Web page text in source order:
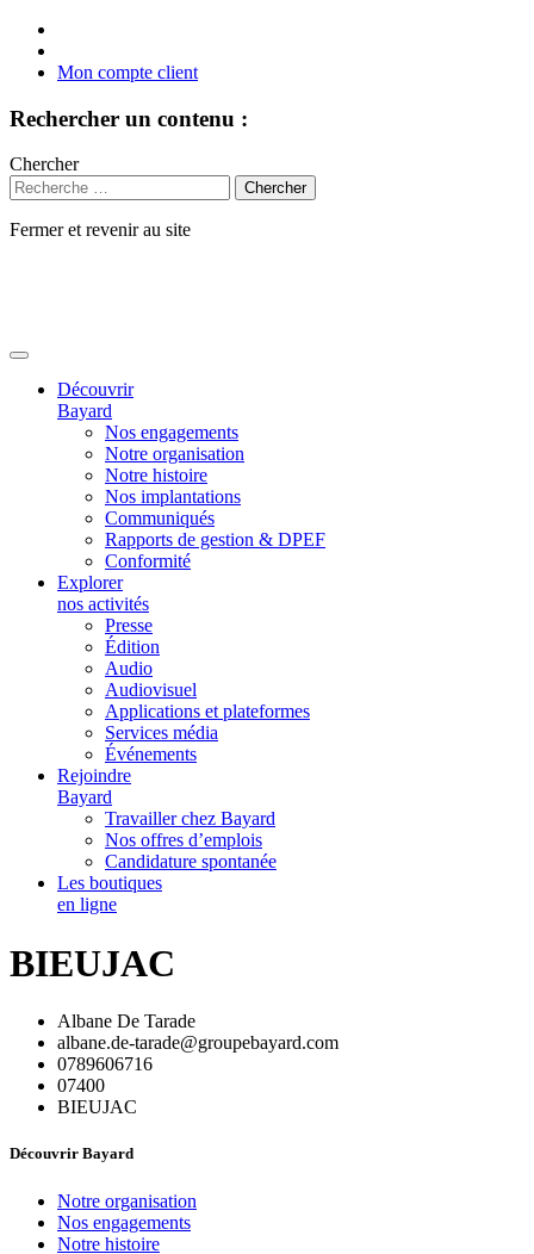
Mon compte client
Rechercher un contenu :
Chercher
Fermer et revenir au site
Découvrir
Bayard
Nos engagements
Notre organisation
Notre histoire
Nos implantations
Communiqués
Rapports de gestion & DPEF
Conformité
Explorer
nos activités
Presse
Édition
Audio
Audiovisuel
Applications et plateformes
Services média
Événements
Rejoindre
Bayard
Travailler chez Bayard
Nos offres d’emplois
Candidature spontanée
Les boutiques
en ligne
BIEUJAC
Albane De Tarade
albane.de-tarade@groupebayard.com
0789606716
07400
BIEUJAC
Découvrir Bayard
Notre organisation
Nos engagements
Notre histoire